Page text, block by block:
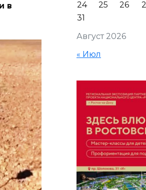
в
Август 2026
24
25 26
31
« Июл